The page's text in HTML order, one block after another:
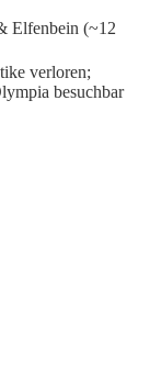
Elfenbein (~12
verloren;
besuchbar